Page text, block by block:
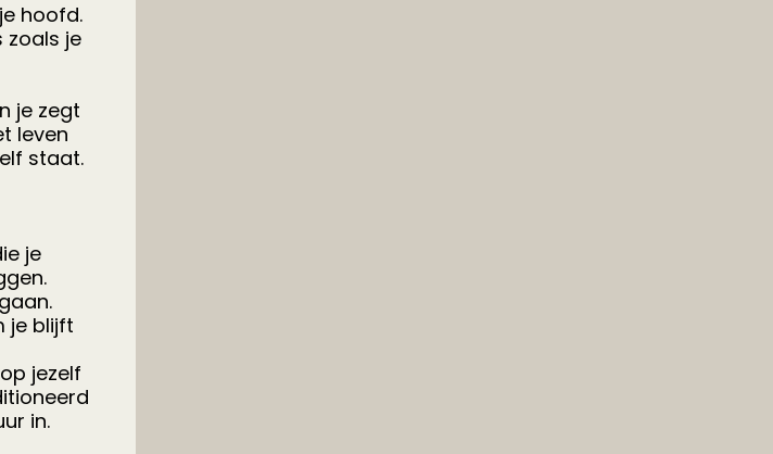
hoofd.
zoals je
je zegt
leven
staat.
je
je blijft
jezelf
in.